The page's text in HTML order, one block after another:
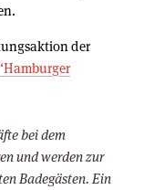
der
bei dem
und werden zur
Badegästen. Ein